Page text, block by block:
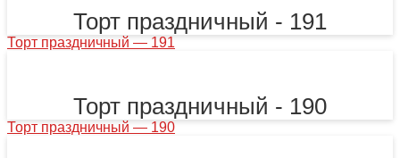
Торт праздничный - 191
Торт праздничный — 191
Торт праздничный - 190
Торт праздничный — 190